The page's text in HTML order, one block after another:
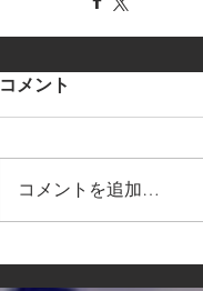
コメント
コメントを追加…